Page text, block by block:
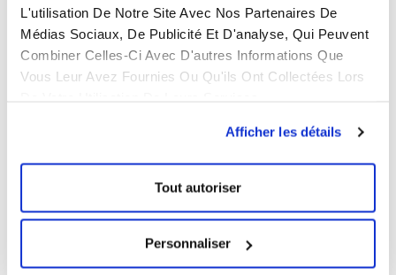
L'utilisation De Notre Site Avec Nos Partenaires De
Médias Sociaux, De Publicité Et D'analyse, Qui Peuvent
Combiner Celles-Ci Avec D'autres Informations Que
Vous Leur Avez Fournies Ou Qu'ils Ont Collectées Lors
Afficher les détails
Tout autoriser
Personnaliser
connue sous le nom de Foire
Lire la suite